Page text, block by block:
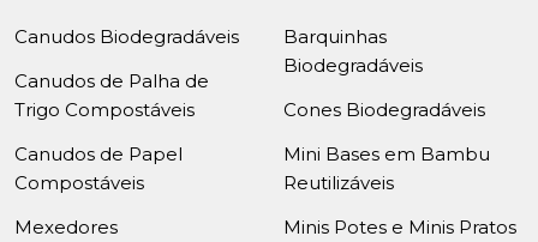
Canudos Biodegradáveis
Canudos de Palha de
Trigo Compostáveis
Canudos de Papel
Compostáveis
Mexedores
Barquinhas
Biodegradáveis
Cones Biodegradáveis
Mini Bases em Bambu
Reutilizáveis
Minis Potes e Minis Pratos